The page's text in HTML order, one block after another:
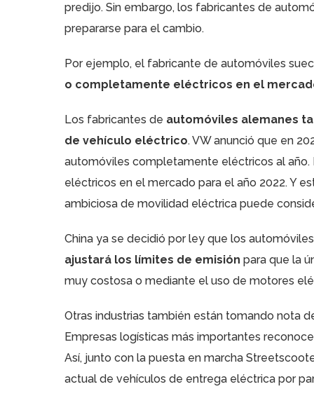
predijo. Sin embargo, los fabricantes de
prepararse para el cambio.
Por ejemplo, el fabricante de automóviles
o completamente eléctricos en el
Los fabricantes de automóviles alemanes
de vehículo eléctrico. VW anunció que en
automóviles completamente eléctricos al
eléctricos en el mercado para el año 2022. Y
ambiciosa de movilidad eléctrica puede
China ya se decidió por ley que los
ajustará los límites de emisión para que la
muy costosa o mediante el uso de motores
Otras industrias también están tomando nota
Empresas logísticas más importantes
Así, junto con la puesta en marcha
actual de vehículos de entrega eléctrica por